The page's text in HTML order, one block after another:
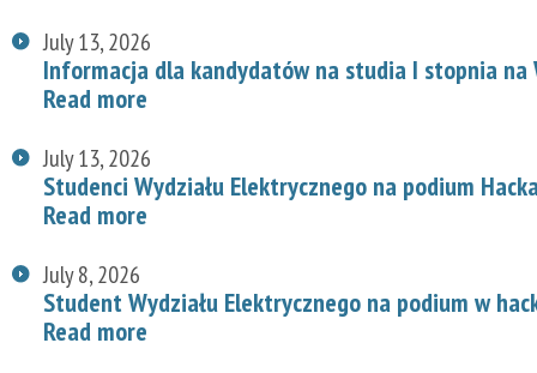
July 13, 2026
Informacja dla kandydatów na studia I stopnia na
Read more
July 13, 2026
Studenci Wydziału Elektrycznego na podium
Read more
July 8, 2026
Student Wydziału Elektrycznego na podium w
Read more